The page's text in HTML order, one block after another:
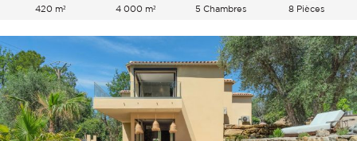
420 m² 4 000 m² 5 Chambres 8 Pièces